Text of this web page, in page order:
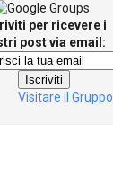
per ricevere i
post via email:
Visitare il Gruppo